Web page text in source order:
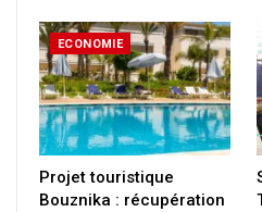
ECONOMIE
Projet touristique
Bouznika : récupération